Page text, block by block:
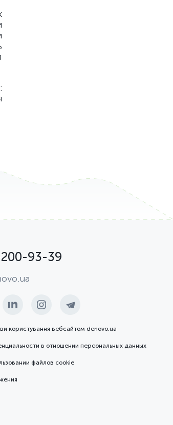
93-39
користування вебсайтом denovo.ua
в отношении персональных данных
файлов cookie